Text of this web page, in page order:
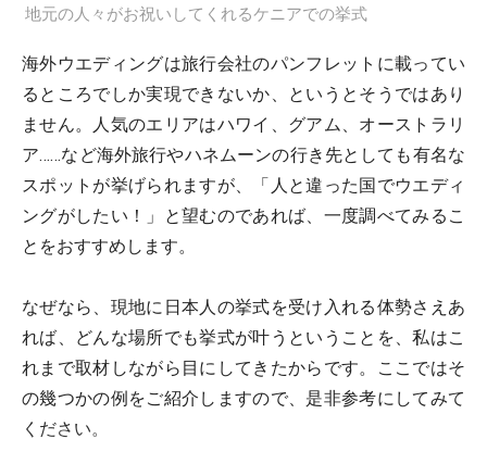
地元の人々がお祝いしてくれるケニアでの挙式
海外ウエディングは旅行会社のパンフレットに載ってい
るところでしか実現できないか、というとそうではあり
ません。人気のエリアはハワイ、グアム、オーストラリ
ア……など海外旅行やハネムーンの行き先としても有名な
スポットが挙げられますが、「人と違った国でウエディ
ングがしたい！」と望むのであれば、一度調べてみるこ
とをおすすめします。
なぜなら、現地に日本人の挙式を受け入れる体勢さえあ
れば、どんな場所でも挙式が叶うということを、私はこ
れまで取材しながら目にしてきたからです。ここではそ
の幾つかの例をご紹介しますので、是非参考にしてみて
ください。